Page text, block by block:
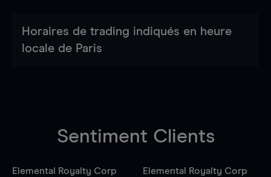
Horaires de trading indiqués en heure
locale de Paris
Sentiment Clients
Elemental Royalty Corp
Elemental Royalty Corp